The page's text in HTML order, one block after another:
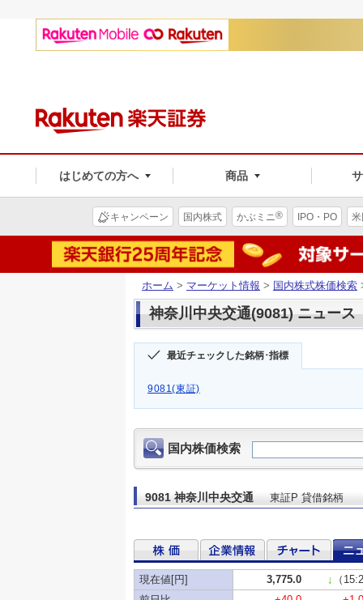
はじめての方へ 商品
キャンペーン 国内株式 かぶミニ® IPO・PO
ホーム > マーケット情報 > 国内株式株価検索
神奈川中央交通(9081) ニュース
最近チェックした銘柄･指標
9081(東証)